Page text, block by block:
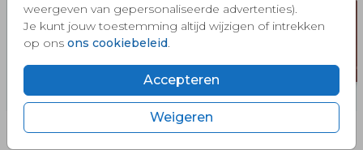
weergeven van gepersonaliseerde advertenties).
Je kunt jouw toestemming altijd wijzigen of intrekken
op ons ons cookiebeleid.
Accepteren
Weigeren